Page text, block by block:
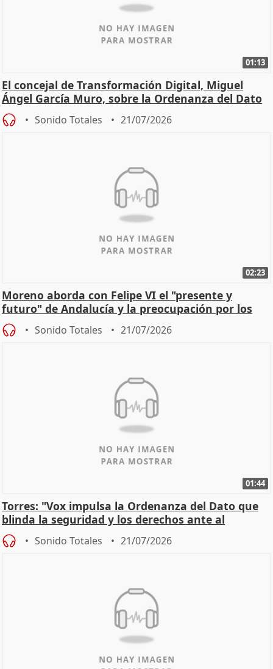
01:13
El concejal de Transformación Digital, Miguel
Ángel García Muro, sobre la Ordenanza del Dato
Sonido Totales 21/07/2026
02:23
Moreno aborda con Felipe VI el "presente y
futuro" de Andalucía y la preocupación por los
incendios
Sonido Totales 21/07/2026
01:44
Torres: "Vox impulsa la Ordenanza del Dato que
blinda la seguridad y los derechos ante al
control"
Sonido Totales 21/07/2026